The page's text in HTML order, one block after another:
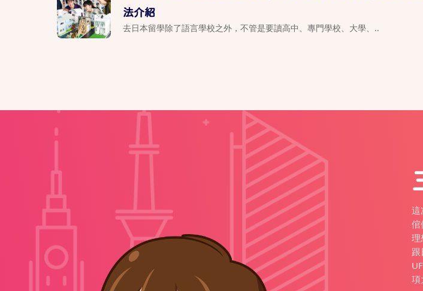
法介紹
去日本留學除了語言學校之外，不管是要讀高中、專門學校、大學、..
這
倌
理
項